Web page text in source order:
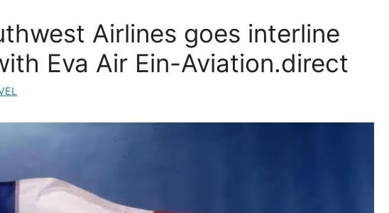
Airlines goes interline
Eva Air Ein-Aviation.direct